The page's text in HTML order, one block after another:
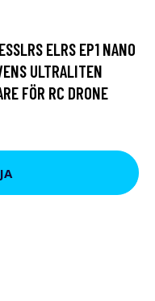
ELRS EP1 NANO
ULTRALITEN
FÖR RC DRONE